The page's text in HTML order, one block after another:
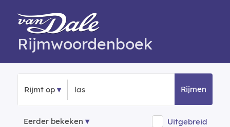
Rijmwoordenboek
Rijmt op Rijmen
Eerder bekeken Uitgebreid